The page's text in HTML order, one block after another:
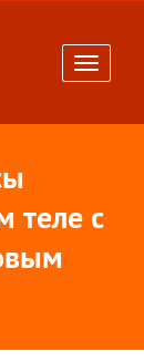
Toggle
теле с